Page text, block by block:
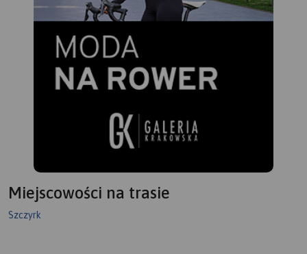
Miejscowości na trasie
Szczyrk